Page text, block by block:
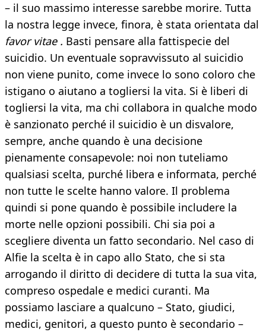
– il suo massimo interesse sarebbe morire. Tutta
la nostra legge invece, finora, è stata orientata dal
favor vitae . Basti pensare alla fattispecie del
suicidio. Un eventuale sopravvissuto al suicidio
non viene punito, come invece lo sono coloro che
istigano o aiutano a togliersi la vita. Si è liberi di
togliersi la vita, ma chi collabora in qualche modo
è sanzionato perché il suicidio è un disvalore,
sempre, anche quando è una decisione
pienamente consapevole: noi non tuteliamo
qualsiasi scelta, purché libera e informata, perché
non tutte le scelte hanno valore. Il problema
quindi si pone quando è possibile includere la
morte nelle opzioni possibili. Chi sia poi a
scegliere diventa un fatto secondario. Nel caso di
Alfie la scelta è in capo allo Stato, che si sta
arrogando il diritto di decidere di tutta la sua vita,
compreso ospedale e medici curanti. Ma
possiamo lasciare a qualcuno – Stato, giudici,
medici, genitori, a questo punto è secondario –